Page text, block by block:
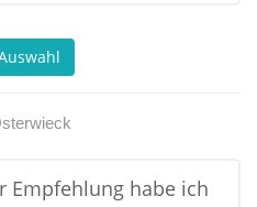
Empfehlung habe ich